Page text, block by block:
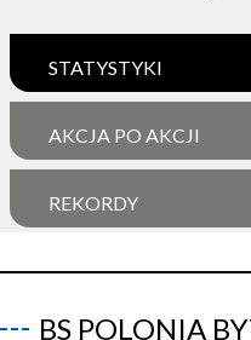
STATYSTYKI
AKCJA PO AKCJI
REKORDY
BS POLONIA